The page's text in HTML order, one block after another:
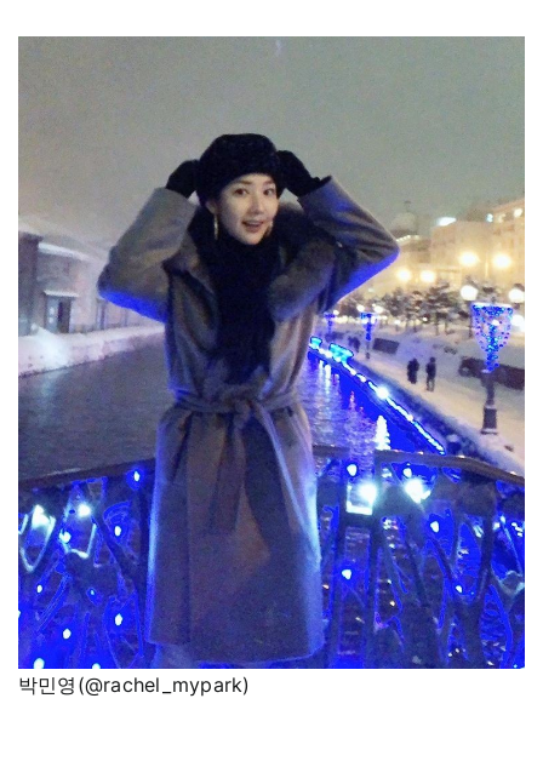
박민영(@rachel_mypark)